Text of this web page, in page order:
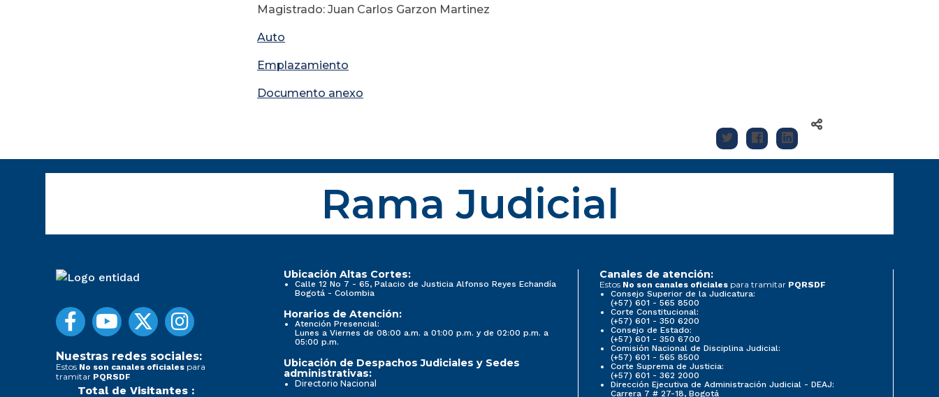
Magistrado: Juan Carlos Garzon Martinez
Auto
Emplazamiento
Documento anexo
Rama Judicial
Nuestras redes sociales:
Estos No son canales oficiales para
tramitar PQRSDF
Total de Visitantes :
Ubicación Altas Cortes:
Calle 12 No 7 - 65, Palacio de Justicia Alfonso Reyes Echandía
Bogotá - Colombia
Horarios de Atención:
Atención Presencial:
Lunes a Viernes de 08:00 a.m. a 01:00 p.m. y de 02:00 p.m. a
05:00 p.m.
Ubicación de Despachos Judiciales y Sedes
administrativas:
Directorio Nacional
Canales de atención:
Estos No son canales oficiales para tramitar PQRSDF
Consejo Superior de la Judicatura:
(+57) 601 - 565 8500
Corte Constitucional:
(+57) 601 - 350 6200
Consejo de Estado:
(+57) 601 - 350 6700
Comisión Nacional de Disciplina Judicial:
(+57) 601 - 565 8500
Corte Suprema de Justicia:
(+57) 601 - 362 2000
Dirección Ejecutiva de Administración Judicial - DEAJ:
Carrera 7 # 27-18, Bogotá